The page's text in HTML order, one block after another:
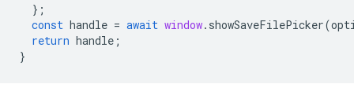
};
const handle = await window. showSaveFilePicker(
return handle ;
}